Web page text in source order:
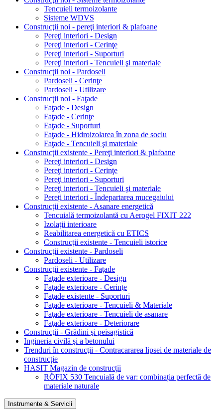
Tencuieli termoizolante
Sisteme WDVS
Construcţii noi - pereţi interiori & plafoane
Pereţi interiori - Design
Pereţi interiori - Cerinţe
Pereţi interiori - Suporturi
Pereţi interiori - Tencuieli şi materiale
Construcţii noi - Pardoseli
Pardoseli - Cerinţe
Pardoseli - Utilizare
Construcţii noi - Faţade
Faţade - Design
Faţade - Cerinţe
Faţade - Suporturi
Faţade - Hidroizolarea în zona de soclu
Faţade - Tencuieli şi materiale
Construcţii existente - Pereţi interiori & plafoane
Pereţi interiori - Design
Pereţi interiori - Cerinţe
Pereţi interiori - Suporturi
Pereţi interiori - Tencuieli şi materiale
Pereți interiori - Îndepartarea mucegaiului
Construcţii existente - Asanare energetică
Tencuială termoizolantă cu Aerogel FIXIT 222
Izolaţii interioare
Reabilitarea energetică cu ETICS
Construcţii existente - Tencuieli istorice
Construcţii existente - Pardoseli
Pardoseli - Utilizare
Construcţii existente - Faţade
Faţade exterioare - Design
Faţade exterioare - Cerinţe
Faţade existente - Suporturi
Faţade exterioare - Tencuieli & Materiale
Faţade exterioare - Tencuieli de asanare
Faţade exterioare - Deteriorare
Construcţii - Grădini şi peisagistică
Ingineria civilă şi a betonului
Trenduri în construcţii - Contracararea lipsei de materiale de
construcție
HASIT Magazin de construcții
RÖFIX 530 Tencuială de var: combinația perfectă de
materiale naturale
Instrumente & Servicii